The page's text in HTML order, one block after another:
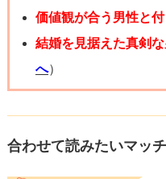
あなた様の条件に照らし
安全性に優れており、30
いる点から、最も条件に
か。ただし、どのアプリ
で、各アプリの雰囲気や
勧めします。実際にアプリ
価値観が合う男性と
結婚を見据えた真剣
へ）
合わせて読みたいマッ